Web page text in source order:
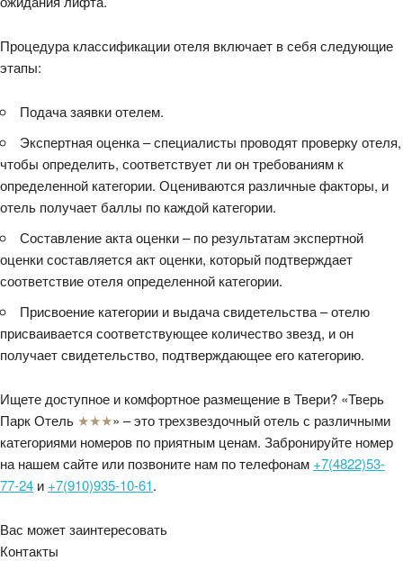
Процедура классификации отеля включает в себя следующие
этапы:
Подача заявки отелем.
Экспертная оценка – специалисты проводят проверку отеля,
чтобы определить, соответствует ли он требованиям к
определенной категории. Оцениваются различные факторы, и
отель получает баллы по каждой категории.
Составление акта оценки – по результатам экспертной
оценки составляется акт оценки, который подтверждает
соответствие отеля определенной категории.
Присвоение категории и выдача свидетельства – отелю
присваивается соответствующее количество звезд, и он
получает свидетельство, подтверждающее его категорию.
Ищете доступное и комфортное размещение в Твери? «Тверь
Парк Отель ★★★» – это трехзвездочный отель с различными
категориями номеров по приятным ценам. Забронируйте номер
на нашем сайте или позвоните нам по телефонам +7(4822)53-
77-24 и +7(910)935-10-61.
Вас может заинтересовать
Контакты